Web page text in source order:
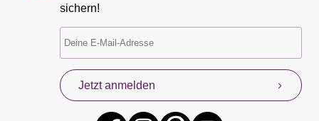
sichern!
Jetzt anmelden